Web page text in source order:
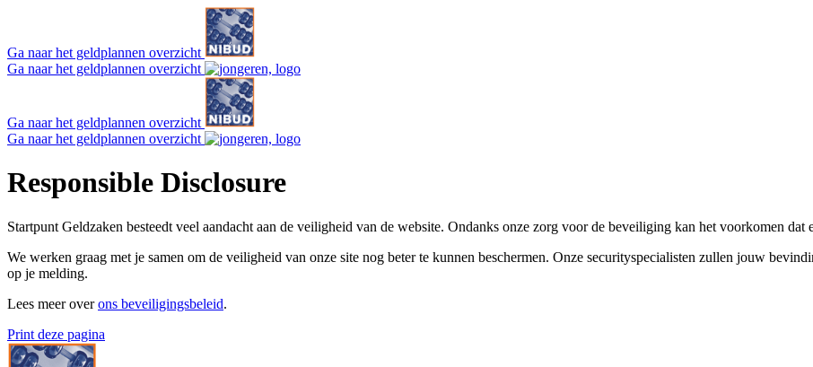
Ga naar het geldplannen overzicht
Ga naar het geldplannen overzicht
Ga naar het geldplannen overzicht
Ga naar het geldplannen overzicht
Responsible Disclosure
Startpunt Geldzaken besteedt veel aandacht aan de veiligheid van de website. Ondanks onze zorg voor de beveiliging kan het voorkomen dat
We werken graag met je samen om de veiligheid van onze site nog beter te kunnen beschermen. Onze securityspecialisten zullen jouw
op je melding.
Lees meer overons beveiligingsbeleid.
Print deze pagina